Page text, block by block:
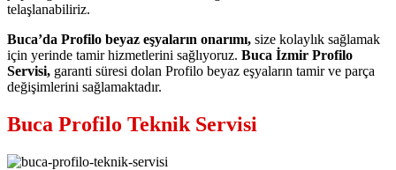
telaşlanabiliriz.
Buca’da Profilo beyaz eşyaların onarımı, size kolaylık sağlamak
için yerinde tamir hizmetlerini sağlıyoruz. Buca İzmir Profilo
Servisi, garanti süresi dolan Profilo beyaz eşyaların tamir ve parça
değişimlerini sağlamaktadır.
Buca Profilo Teknik Servisi